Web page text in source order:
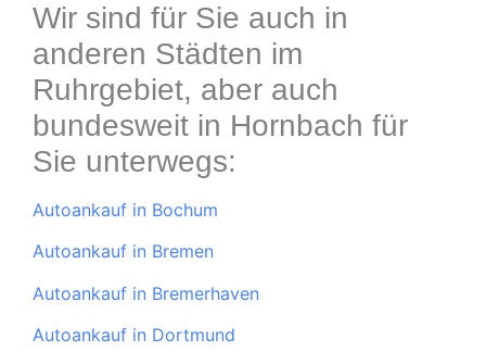
Wir sind für Sie auch in
anderen Städten im
Ruhrgebiet, aber auch
bundesweit in Hornbach für
Sie unterwegs:
Autoankauf in Bochum
Autoankauf in Bremen
Autoankauf in Bremerhaven
Autoankauf in Dortmund